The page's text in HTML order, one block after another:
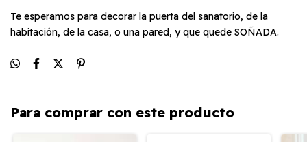
Te esperamos para decorar la puerta del sanatorio, de la
habitación, de la casa, o una pared, y que quede SOÑADA.
Para comprar con este producto